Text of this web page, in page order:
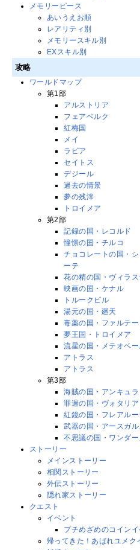
メモリーピース
あいうえお順
レアリティ別
メモリースキル別
EXスキル別
攻略
ワールドマップ
第1部
アルストリア
フェアベルク
紅梅国
メイ
ラビア
セイトス
デジール
過去の情景
夢の残滓
トロイメア
第2部
記録の国・レコルド
憧憬の国・チルコ
チョコレートの国・
ーテ
花の精の国・ヴィラス
映画の国・ケナル
トルークビル
湯元の国・廻天
毒薬の国・ファルテー
夢王国・トロイメア
流星の国・メテオベー
アトラス
アトラス
第3部
海賊の国・アンキュラ
罪過の国・ヴォタリア
紅鏡の国・フレアルー
武器の国・アースガル
不思議の国・ワンダー
ストーリー
メインストーリー
相関ストーリー
外伝ストーリー
隠れ家ストーリー
クエスト
イベント
プチめざめのコインイ
帰ってきた！あばれユメク